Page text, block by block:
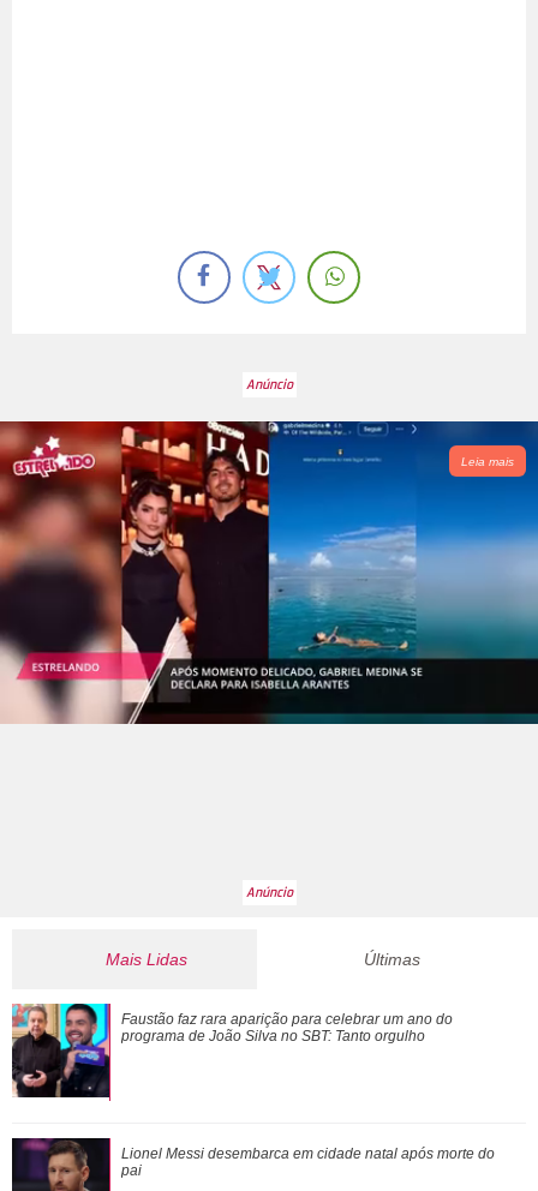
Leia mais
Mais Lidas
Lionel Messi desembarca em cidade natal após morte do
pai
Bruna Marquezine se declara para Shawn Mendes em
aniversário do cantor: Eu sou bem melhor co...
Últimas
Faustão faz rara aparição para celebrar um ano do
programa de João Silva no SBT: Tanto orgulho
Lionel Messi desembarca em cidade natal após morte do
pai